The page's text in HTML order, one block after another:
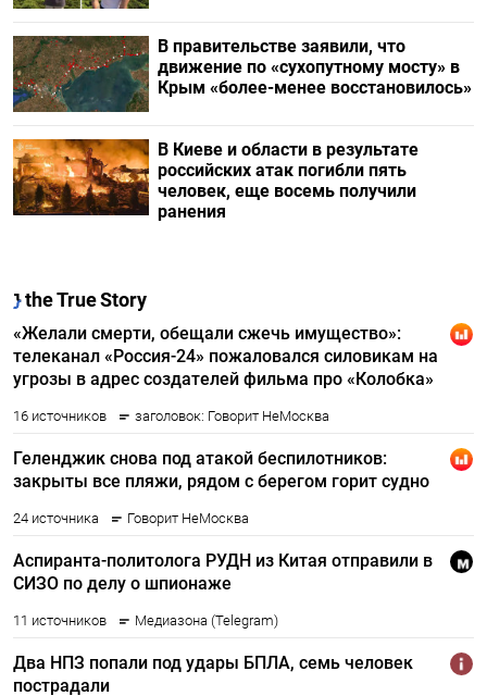
В правительстве заявили, что
движение по «сухопутному мосту» в
Крым «более-менее восстановилось»
В Киеве и области в результате
российских атак погибли пять
человек, еще восемь получили
ранения